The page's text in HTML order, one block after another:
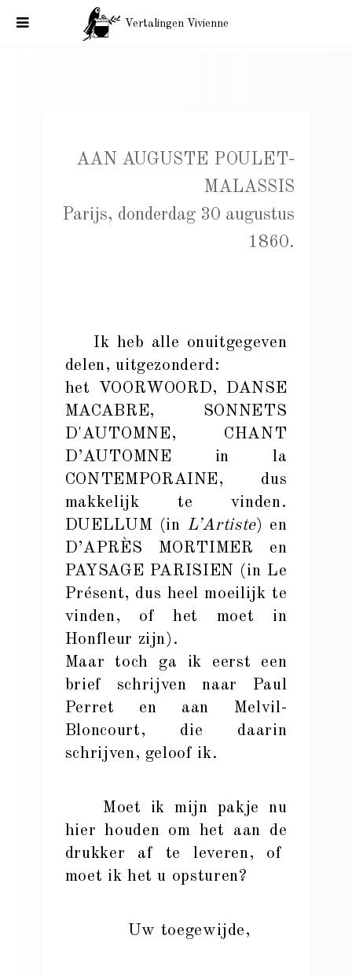
Vertalingen Vivienne
AAN AUGUSTE POULET-
MALASSIS
Parijs, donderdag 30 augustus
1860.
Ik heb alle onuitgegeven
delen, uitgezonderd:
het VOORWOORD, DANSE
MACABRE, SONNETS
D'AUTOMNE, CHANT
D’AUTOMNE in la
CONTEMPORAINE, dus
makkelijk te vinden.
DUELLUM (in L’Artiste) en
D’APRÈS MORTIMER en
PAYSAGE PARISIEN (in Le
Présent, dus heel moeilijk te
vinden, of het moet in
Honfleur zijn).
Maar toch ga ik eerst een
brief schrijven naar Paul
Perret en aan Melvil-
Bloncourt, die daarin
schrijven, geloof ik.
Moet ik mijn pakje nu
hier houden om het aan de
drukker af te leveren, of
moet ik het u opsturen?
Uw toegewijde,